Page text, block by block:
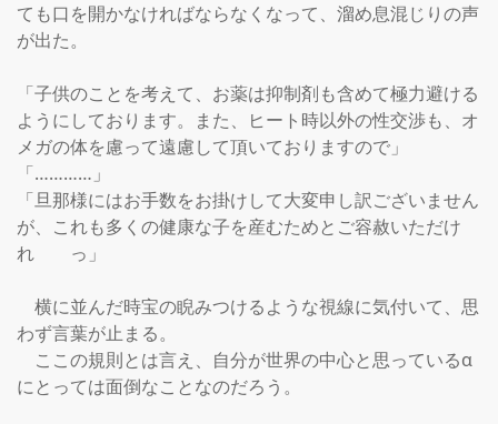
ても口を開かなければならなくなって、溜め息混じりの声
が出た。
「子供のことを考えて、お薬は抑制剤も含めて極力避ける
ようにしております。また、ヒート時以外の性交渉も、オ
メガの体を慮って遠慮して頂いておりますので」
「…………」
「旦那様にはお手数をお掛けして大変申し訳ございません
が、これも多くの健康な子を産むためとご容赦いただけ
れ　　っ」
横に並んだ時宝の睨みつけるような視線に気付いて、思
わず言葉が止まる。
ここの規則とは言え、自分が世界の中心と思っているα
にとっては面倒なことなのだろう。